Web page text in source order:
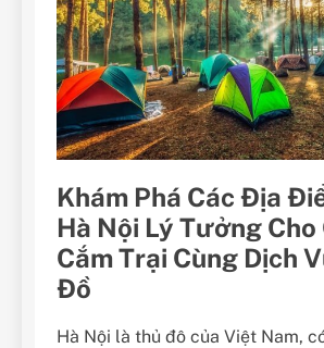
Khám Phá Các Địa
Hà Nội Lý Tưởng Cho
Cắm Trại Cùng Dịch
Đồ
Hà Nội là thủ đô của Việt Nam,